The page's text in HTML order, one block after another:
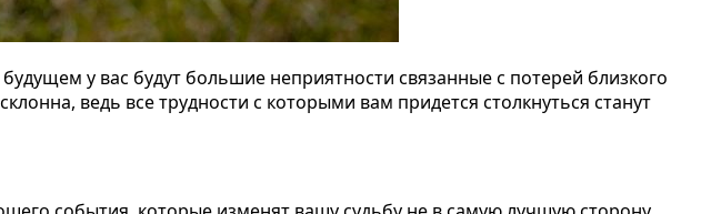
у вас будут большие неприятности связанные с потерей близкого
ведь все трудности с которыми вам придется столкнуться станут